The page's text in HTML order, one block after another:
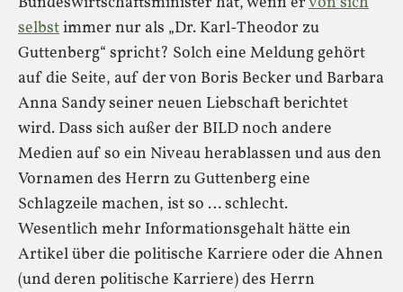
selbstimmer nur als „Dr. Karl-Theodor zu
Guttenberg“ spricht? Solch eine Meldung gehört
auf die Seite, auf der von Boris Becker und Barbara
Anna Sandy seiner neuen Liebschaft berichtet
wird. Dass sich außer der BILD noch andere
Medien auf so ein Niveau herablassen und aus den
Vornamen des Herrn zu Guttenberg eine
Schlagzeile machen, ist so … schlecht.
Wesentlich mehr Informationsgehalt hätte ein
Artikel über die politische Karriere oder die Ahnen
(und deren politische Karriere) des Herrn